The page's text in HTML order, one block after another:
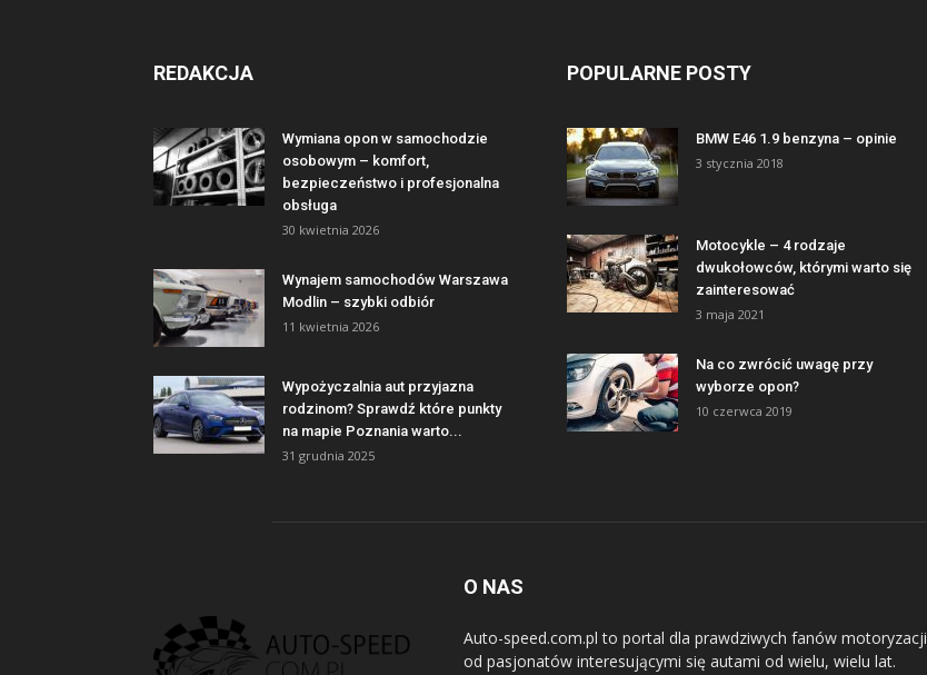
REDAKCJA
Wymiana opon w samochodzie
osobowym – komfort,
bezpieczeństwo i profesjonalna
obsługa
30 kwietnia 2026
Wynajem samochodów Warszawa
Modlin – szybki odbiór
11 kwietnia 2026
Wypożyczalnia aut przyjazna
rodzinom? Sprawdź które punkty
na mapie Poznania warto...
31 grudnia 2025
POPULARNE POSTY
BMW E46 1.9 benzyna – opinie
3 stycznia 2018
Motocykle – 4 rodzaje
dwukołowców, którymi warto się
zainteresować
3 maja 2021
Na co zwrócić uwagę przy
wyborze opon?
10 czerwca 2019
O NAS
Auto-speed.com.pl to portal dla prawdziwych fanów motoryzacji
od pasjonatów interesującymi się autami od wielu, wielu lat.